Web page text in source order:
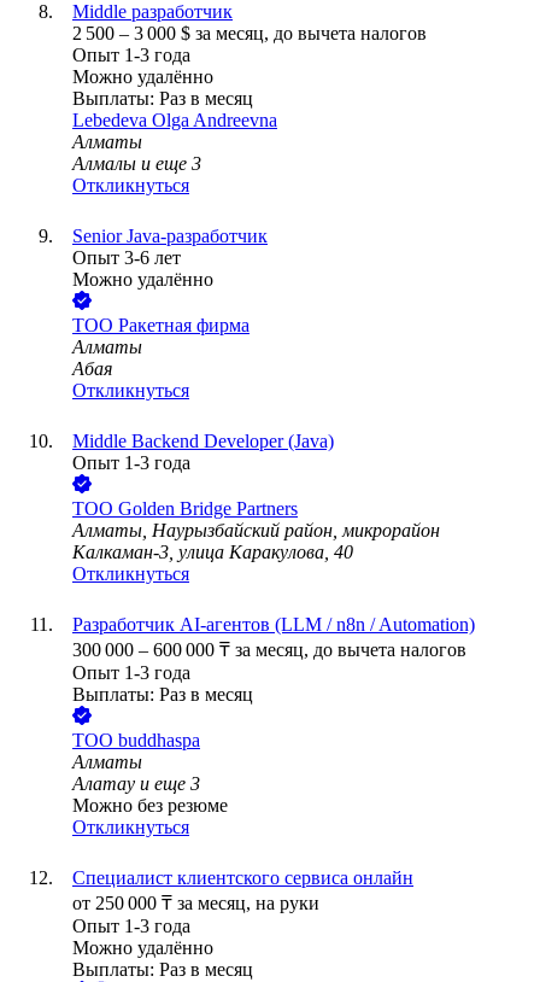
Middle разработчик
2 500 – 3 000 $ за месяц, до вычета налогов
Опыт 1-3 года
Можно удалённо
Выплаты: Раз в месяц
Lebedeva Olga Andreevna
Алматы
Алмалы и еще 3
Откликнуться
Senior Java-разработчик
Опыт 3-6 лет
Можно удалённо
ТОО Ракетная фирма
Алматы
Абая
Откликнуться
Middle Backend Developer (Java)
Опыт 1-3 года
ТОО Golden Bridge Partners
Алматы, Наурызбайский район, микрорайон
Калкаман-3, улица Каракулова, 40
Откликнуться
Разработчик AI-агентов (LLM / n8n / Automation)
300 000 – 600 000 ₸ за месяц, до вычета налогов
Опыт 1-3 года
Выплаты: Раз в месяц
ТОО buddhaspa
Алматы
Алатау и еще 3
Можно без резюме
Откликнуться
Специалист клиентского сервиса онлайн
от 250 000 ₸ за месяц, на руки
Опыт 1-3 года
Можно удалённо
Выплаты: Раз в месяц